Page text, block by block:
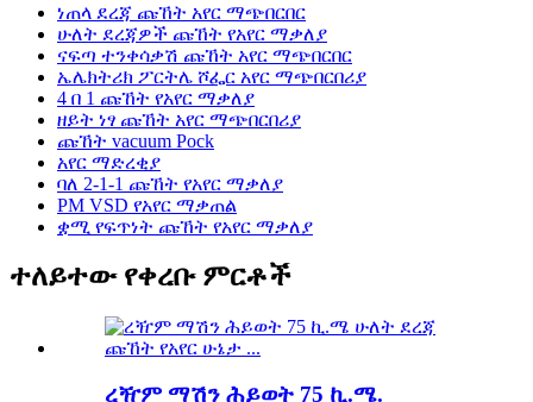
ነጠላ ደረጃ ጩኸት አየር ማጭበርበር
ሁለት ደረጃዎች ጩኸት የአየር ማቃለያ
ናፍጣ ተንቀሳቃሽ ጩኸት አየር ማጭበርበር
ኤሌክትሪክ ፖርትሌ ሾፌር አየር ማጭበርበሪያ
4 በ 1 ጩኸት የአየር ማቃለያ
ዘይት ነፃ ጩኸት አየር ማጭበርበሪያ
ጩኸት vacuum Pock
አየር ማድረቂያ
ባለ 2-1-1 ጩኸት የአየር ማቃለያ
PM VSD የአየር ማቃጠል
ቋሚ የፍጥነት ጩኸት የአየር ማቃለያ
ተለይተው የቀረቡ ምርቶች
ረዥም ማሽን ሕይወት 75 ኪ.ሜ.